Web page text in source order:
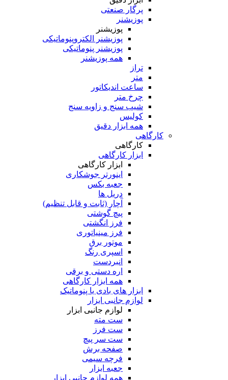
پرگار صنعتی
پوزیشنر
پوزیشنر
پوزیشنر الکتروپنوماتیکی
پوزیشنر پنوماتیکی
همه پوزیشنر
تراز
متر
ساعت اندیکاتور
چرخ متر
شیب سنج و زاویه سنج
کولیس
همه ابزار دقیق
کارگاهی
کارگاهی
ابزار کارگاهی
ابزار کارگاهی
اینورتر جوشکاری
جعبه بکس
دریل ها
آچار (ثابت و قابل تنظیم)
پیچ گوشتی
فرز انگشتی
فرز مینیاتوری
موتور برق
اسپری رنگ
انبردست
اره دستی و برقی
همه ابزار کارگاهی
ابزار های بادی یا پنوماتیک
لوازم جانبی ابزار
لوازم جانبی ابزار
ست مته
ست فرز
ست سر پیچ
صفحه برش
فرچه سیمی
جعبه ابزار
همه لوازم جانبی ابزار